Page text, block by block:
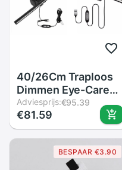
40/26Cm Traploos
Dimmen Eye-Care
Led Bureaulamp
Voor Computer Pc
Monitor Scherm
Opknoping Licht
Led lezen Usb
Adviesprijs:€95.39
€81.59
BESPAAR €3.90